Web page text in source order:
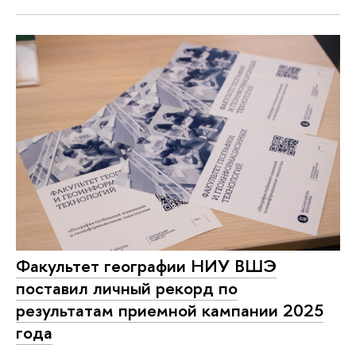
Факультет географии НИУ ВШЭ
поставил личный рекорд по
результатам приемной кампании 2025
года